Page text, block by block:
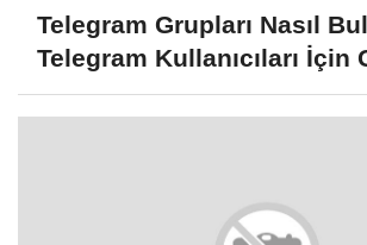
Telegram Grupları Nasıl
Telegram Kullanıcıları İçin